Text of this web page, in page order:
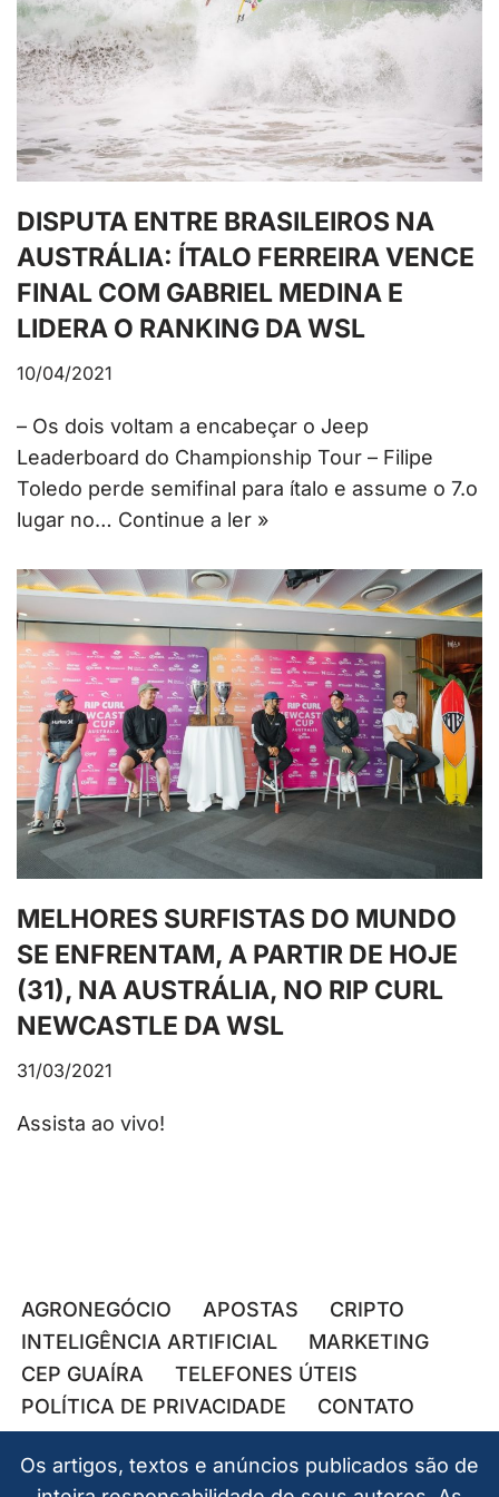
DISPUTA ENTRE BRASILEIROS NA
AUSTRÁLIA: ÍTALO FERREIRA VENCE
FINAL COM GABRIEL MEDINA E
LIDERA O RANKING DA WSL
10/04/2021
– Os dois voltam a encabeçar o Jeep
Leaderboard do Championship Tour – Filipe
Toledo perde semifinal para ítalo e assume o 7.o
lugar no… Continue a ler »
MELHORES SURFISTAS DO MUNDO
SE ENFRENTAM, A PARTIR DE HOJE
(31), NA AUSTRÁLIA, NO RIP CURL
NEWCASTLE DA WSL
31/03/2021
Assista ao vivo!
AGRONEGÓCIO APOSTAS
CRIPTO
INTELIGÊNCIA ARTIFICIAL
MARKETING
CEP GUAÍRA
TELEFONES ÚTEIS
POLÍTICA DE PRIVACIDADE
CONTATO
Os artigos, textos e anúncios publicados são de